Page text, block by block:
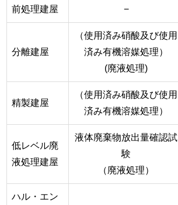
前処理建屋 −
分離建屋
（使用済み硝酸及び使用
済み有機溶媒処理）
(廃液処理)
精製建屋
（使用済み硝酸及び使用
済み有機溶媒処理）
低レベル廃
液処理建屋
液体廃棄物放出量確認試
験
（廃液処理）
ハル・エン